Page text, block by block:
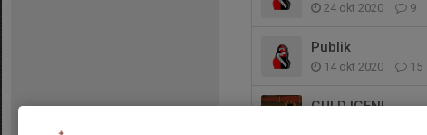
24 okt 2020 9
Publik
14 okt 2020 15
GULD IGEN!